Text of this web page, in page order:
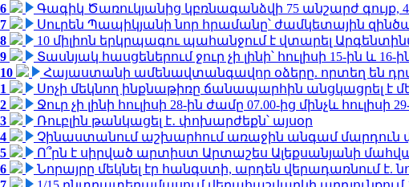
6
Գագիկ Ծառուկյանից կբռնագանձվի 75 անշարժ գույք,
7
Սուրեն Պապիկյանի նոր հրամանը՝ ժամկետային
8
10 միլիոն երկրպագու պահանջում է վտարել
9
Տասնյակ հասցեներում ջուր չի լինի՝ հուլիսի 15-ին և 16-
10
Հայաստանի ամենավտանգավոր օձերը. որտեղ են
1
Սոչի մեկնող ինքնաթիռը ճանապարհին անցկացրել է
2
Ջուր չի լինի հուլիսի 28-ին ժամը 07.00-ից մինչև հուլիսի
3
Ռուբլին թանկացել է․ փոխարժեքն՝ այսօր
4
Չինաստանում աշխարհում առաջին անգամ
5
Ո՞րն է սիրված արտիստ Արտաշես Ալեքսանյանի
6
Նորայրը մեկնել էր հանգստի, արդեն վերադառնում